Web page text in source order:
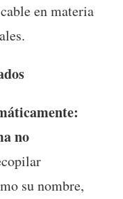
en materia
no
su nombre,